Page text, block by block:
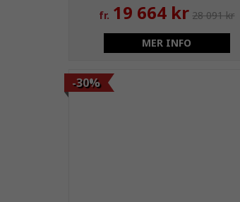
fr. 19 664 kr 28 091 kr
MER INFO
-30%